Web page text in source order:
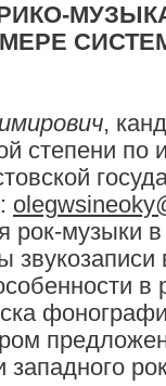
,
степени по
рок-музыки
западного